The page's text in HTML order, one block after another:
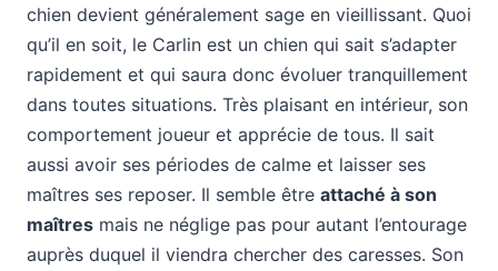
chien devient généralement sage en vieillissant. Quoi
qu’il en soit, le Carlin est un chien qui sait s’adapter
rapidement et qui saura donc évoluer tranquillement
dans toutes situations. Très plaisant en intérieur, son
comportement joueur et apprécie de tous. Il sait
aussi avoir ses périodes de calme et laisser ses
maîtres ses reposer. Il semble être attaché à son
maîtres mais ne néglige pas pour autant l’entourage
auprès duquel il viendra chercher des caresses. Son